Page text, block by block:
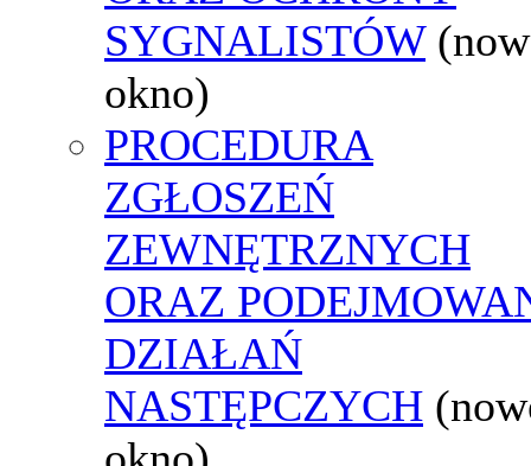
SYGNALISTÓW
okno)
PROCEDURA
ZGŁOSZEŃ
ZEWNĘTRZNYCH
ORAZ
DZIAŁAŃ
NASTĘPCZYCH